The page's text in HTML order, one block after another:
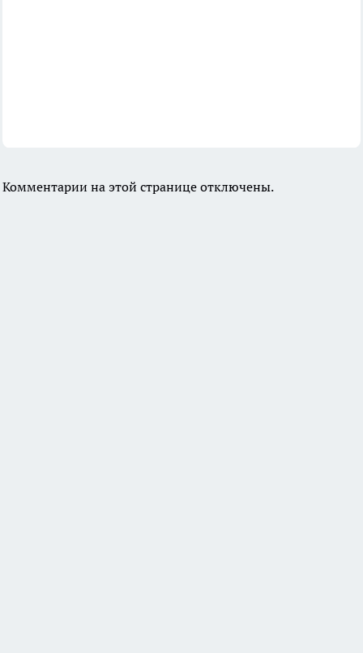
Комментарии на этой странице отключены.